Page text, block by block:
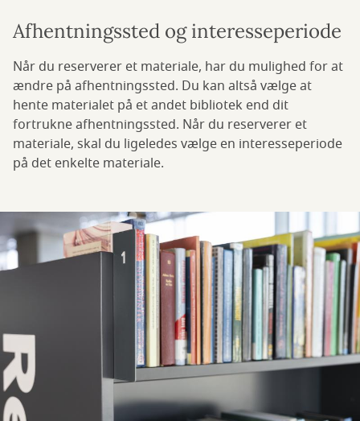
Afhentningssted og interesseperiode
Når du reserverer et materiale, har du mulighed for at
ændre på afhentningssted. Du kan altså vælge at
hente materialet på et andet bibliotek end dit
fortrukne afhentningssted. Når du reserverer et
materiale, skal du ligeledes vælge en interesseperiode
på det enkelte materiale.